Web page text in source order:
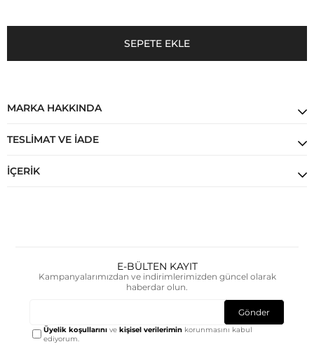
MARKA HAKKINDA
TESLIMAT VE İADE
İÇERIK
E-BÜLTEN KAYIT
Kampanyalarımızdan ve indirimlerimizden güncel olarak
haberdar olun.
Gönder
Üyelik koşullarını vekişisel verilerimin korunmasını kabul
ediyorum.